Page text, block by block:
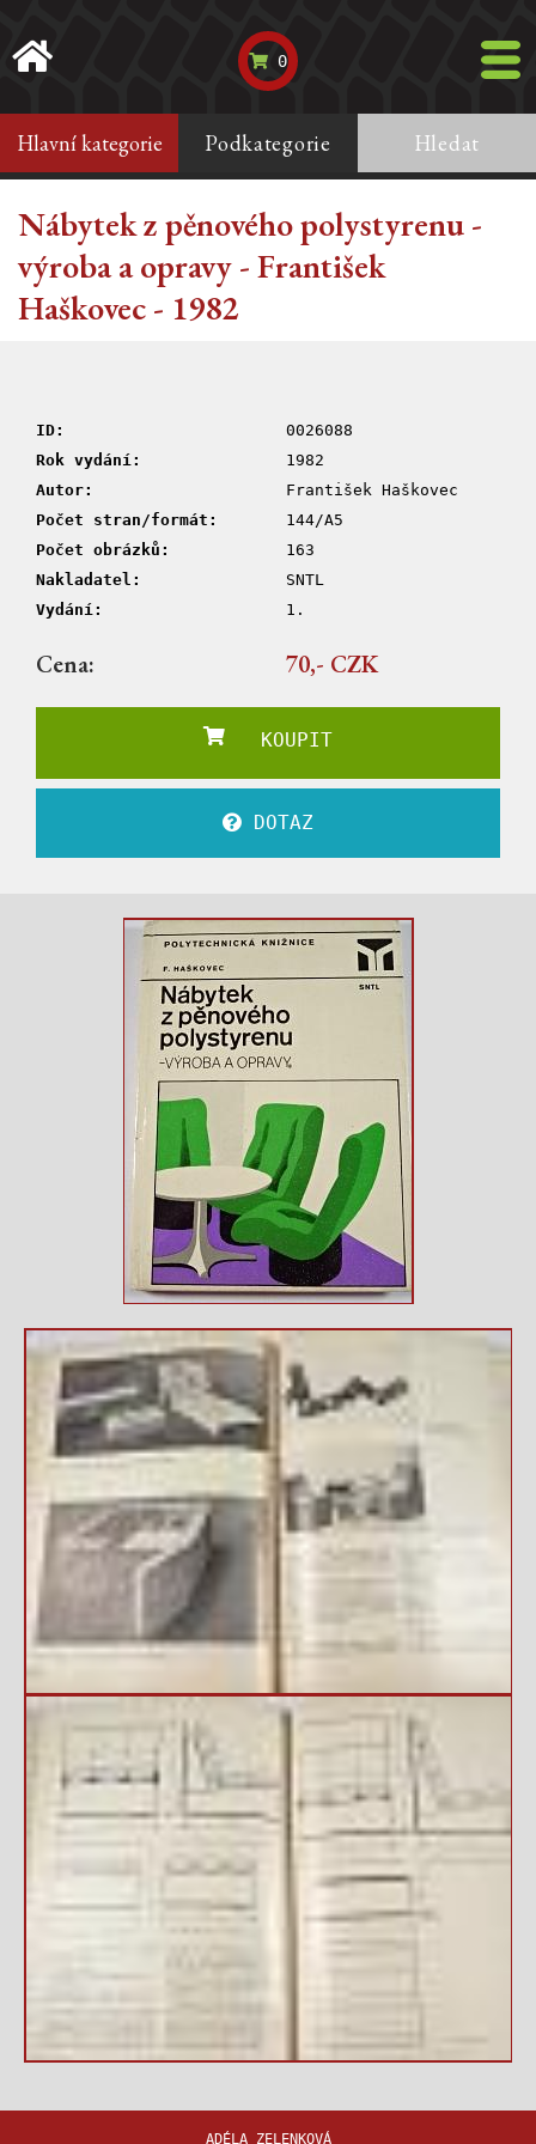
0
Hlavní kategorie Podkategorie Hledat
Nábytek z pěnového polystyrenu -
výroba a opravy - František
Haškovec - 1982
ID:
0026088
Rok vydání:
1982
Autor:
František Haškovec
Počet stran/formát:
144/A5
Počet obrázků:
163
Nakladatel:
SNTL
Vydání:
1.
Cena: 70,- CZK
KOUPIT
DOTAZ
ADÉLA ZELENKOVÁ